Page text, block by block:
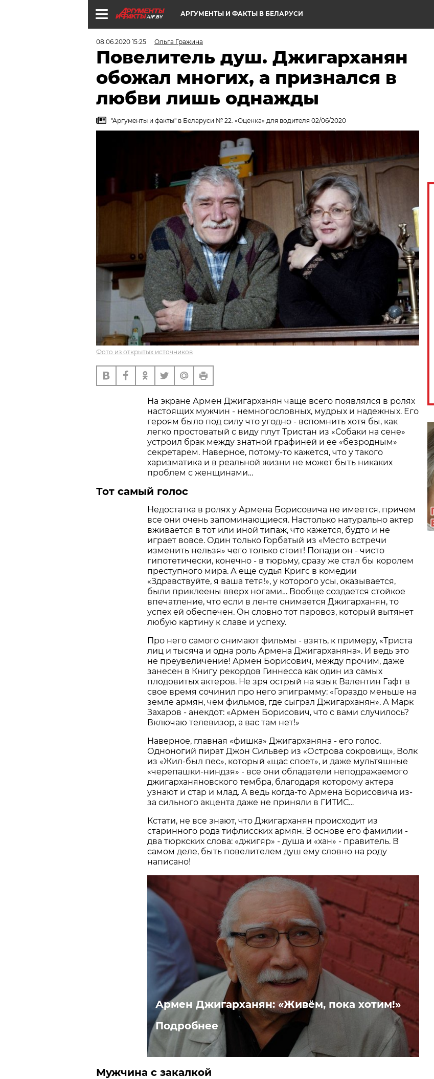
AIF.BY АРГУМЕНТЫ И ФАКТЫ В БЕЛАРУСИ
08.06.2020 15:25 Ольга Гражина
Повелитель душ. Джигарханян
обожал многих, а признался в
любви лишь однажды
"Аргументы и факты" в Беларуси № 22. «Оценка» для водителя 02/06/2020
Фото из открытых источников
На экране Армен Джигарханян чаще всего появлялся в ролях
настоящих мужчин - немногословных, мудрых и надежных. Его
героям было под силу что угодно - вспомнить хотя бы, как
легко простоватый с виду плут Тристан из «Собаки на сене»
устроил брак между знатной графиней и ее «безродным»
секретарем. Наверное, потому-то кажется, что у такого
харизматика и в реальной жизни не может быть никаких
проблем с женщинами…
Тот самый голос
Недостатка в ролях у Армена Борисовича не имеется, причем
все они очень запоминающиеся. Настолько натурально актер
вживается в тот или иной типаж, что кажется, будто и не
играет вовсе. Один только Горбатый из «Место встречи
изменить нельзя» чего только стоит! Попади он - чисто
гипотетически, конечно - в тюрьму, сразу же стал бы королем
преступного мира. А еще судья Кригс в комедии
«Здравствуйте, я ваша тетя!», у которого усы, оказывается,
были приклеены вверх ногами… Вообще создается стойкое
впечатление, что если в ленте снимается Джигарханян, то
успех ей обеспечен. Он словно тот паровоз, который вытянет
любую картину к славе и успеху.
Про него самого снимают фильмы - взять, к примеру, «Триста
лиц и тысяча и одна роль Армена Джигарханяна». И ведь это
не преувеличение! Армен Борисович, между прочим, даже
занесен в Книгу рекордов Гиннесса как один из самых
плодовитых актеров. Не зря острый на язык Валентин Гафт в
свое время сочинил про него эпиграмму: «Гораздо меньше на
земле армян, чем фильмов, где сыграл Джигарханян». А Марк
Захаров - анекдот: «Армен Борисович, что с вами случилось?
Включаю телевизор, а вас там нет!»
Наверное, главная «фишка» Джигарханяна - его голос.
Одноногий пират Джон Сильвер из «Острова сокровищ», Волк
из «Жил-был пес», который «щас споет», и даже мультяшные
«черепашки-ниндзя» - все они обладатели неподражаемого
джигарханяновского тембра, благодаря которому актера
узнают и стар и млад. А ведь когда-то Армена Борисовича из-
за сильного акцента даже не приняли в ГИТИС…
Кстати, не все знают, что Джигарханян происходит из
старинного рода тифлисских армян. В основе его фамилии -
два тюркских слова: «джигяр» - душа и «хан» - правитель. В
самом деле, быть повелителем душ ему словно на роду
написано!
Армен Джигарханян: «Живём, пока хотим!»
Подробнее
Мужчина с закалкой